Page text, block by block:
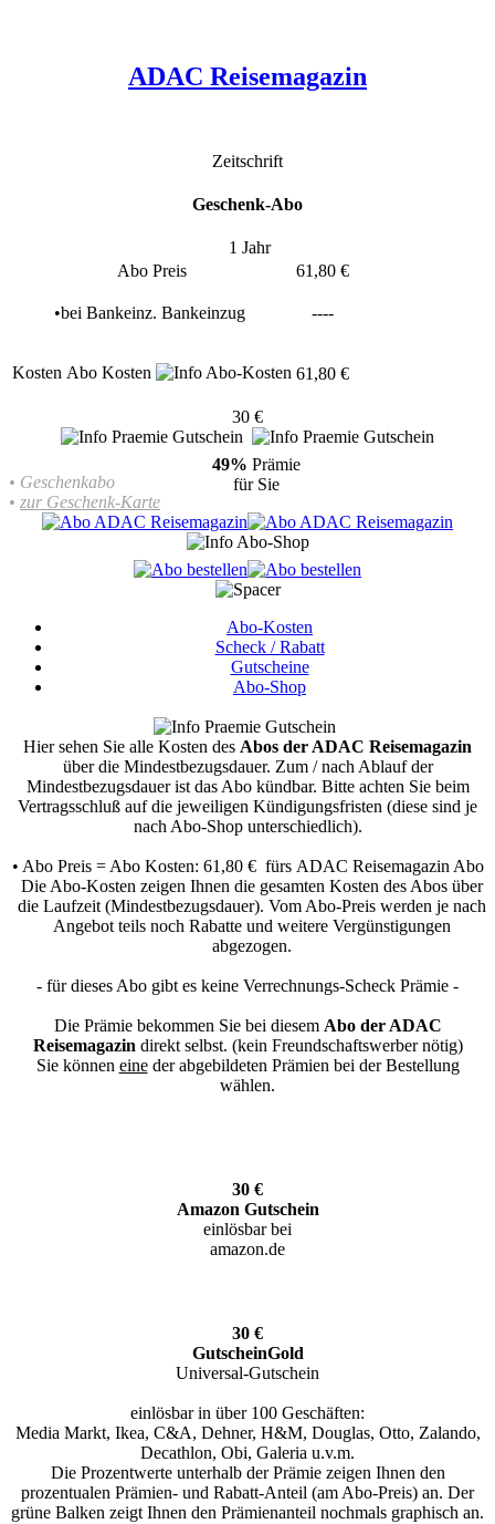
ADAC Reisemagazin
Zeitschrift
Geschenk-Abo
1 Jahr
Abo Preis
61,80 €
•bei Bankeinz. Bankeinzug ----
Kosten Abo Kosten 61,80 €
30 €
49% Prämie
für Sie
• Geschenkabo
• zur Geschenk-Karte
Abo-Kosten
Scheck / Rabatt
Gutscheine
Abo-Shop
Hier sehen Sie alle Kosten des Abos der ADAC Reisemagazin
über die Mindestbezugsdauer. Zum / nach Ablauf der
Mindestbezugsdauer ist das Abo kündbar. Bitte achten Sie beim
Vertragsschluß auf die jeweiligen Kündigungsfristen (diese sind je
nach Abo-Shop unterschiedlich).
• Abo Preis = Abo Kosten: 61,80 € fürs ADAC Reisemagazin Abo
Die Abo-Kosten zeigen Ihnen die gesamten Kosten des Abos über
die Laufzeit (Mindestbezugsdauer). Vom Abo-Preis werden je nach
Angebot teils noch Rabatte und weitere Vergünstigungen
abgezogen.
- für dieses Abo gibt es keine Verrechnungs-Scheck Prämie -
Die Prämie bekommen Sie bei diesem Abo der ADAC
Reisemagazin direkt selbst. (kein Freundschaftswerber nötig)
Sie können eineder abgebildeten Prämien bei der Bestellung
wählen.
30 €
Amazon Gutschein
einlösbar bei
amazon.de
30 €
GutscheinGold
Universal-Gutschein
einlösbar in über 100 Geschäften:
Media Markt, Ikea, C&A, Dehner, H&M, Douglas, Otto, Zalando,
Decathlon, Obi, Galeria u.v.m.
Die Prozentwerte unterhalb der Prämie zeigen Ihnen den
prozentualen Prämien- und Rabatt-Anteil (am Abo-Preis) an. Der
grüne Balken zeigt Ihnen den Prämienanteil nochmals graphisch an.